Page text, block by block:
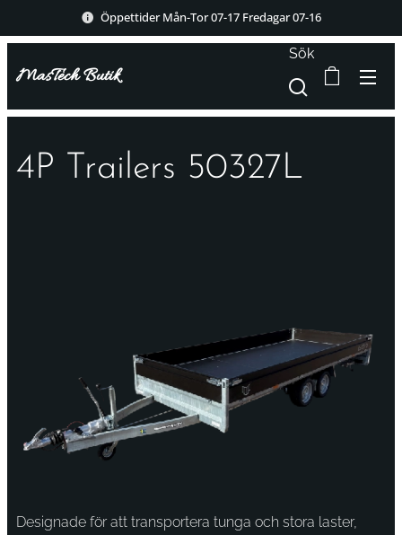
Öppettider Mån-Tor 07-17 Fredagar 07-16
MasTech Butik
Sök
4P Trailers 50327L
Designade för att transportera tunga och stora laster,